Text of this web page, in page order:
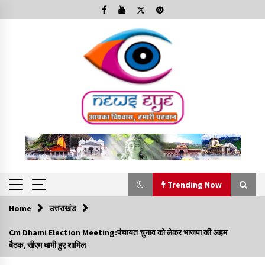
to
Trending Now
Trending Now
Minorities Rights Day : विश्व अल्पसंख्यक अधिकार दिवस
कार्यक्रम में शामिल हुए सीएम,आधुनिक मदरसों का नाम अब्दुल कलाम के नाम
Home उत्तराखंड
Cm Dhami Election Meeting:पंचायत चुनाव को लेकर भाजपा की अहम
बैठक, सीएम धामी हुए शामिल